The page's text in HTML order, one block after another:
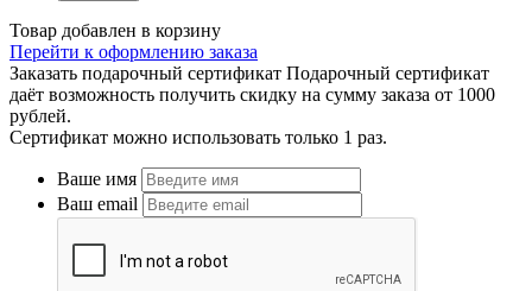
Товар добавлен в корзину
Перейти к оформлению заказа
Заказать подарочный сертификат Подарочный сертификат
даёт возможность получить скидку на сумму заказа от 1000
рублей.
Сертификат можно использовать только 1 раз.
Ваше имя
Ваш email